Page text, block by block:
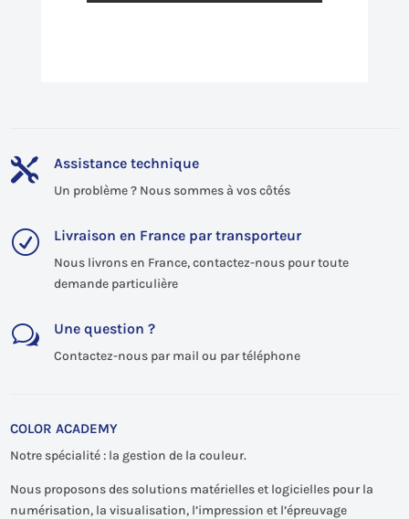
 Assistance technique
Un problème ? Nous sommes à vos côtés
R Livraison en France par transporteur
Nous livrons en France, contactez-nous pour toute
demande particulière
w Une question ?
Contactez-nous par mail ou par téléphone
COLOR ACADEMY
Notre spécialité : la gestion de la couleur.
Nous proposons des solutions matérielles et logicielles pour la
numérisation, la visualisation, l’impression et l’épreuvage